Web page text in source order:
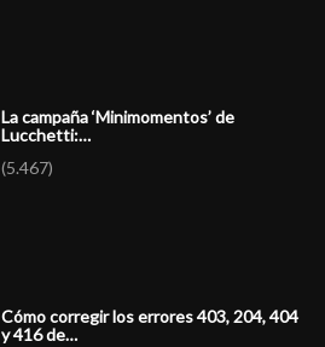
La campaña ‘Minimomentos’ de
Lucchetti:…
(5.467)
Cómo corregir los errores 403, 204, 404
y 416 de…